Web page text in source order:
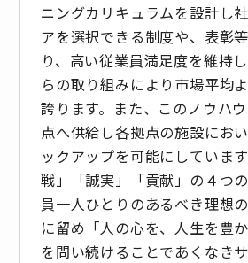
ニングカリキュラムを設計し
アを選択できる制度や、表彰
り、高い従業員満足度を維持
らの取り組みにより市場平均
誇ります。また、このノウハ
点へ供給し各拠点の施設にお
ックアップを可能にしていま
戦」「誠実」「貢献」の４つ
員一人ひとりのあるべき理想
に留め「人の心を、人生を豊
を問い続けることであくなき